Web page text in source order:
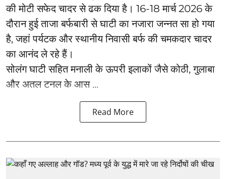
की मोटी सफेद चादर से ढक दिया है। 16-18 मार्च 2026 के
दौरान हुई ताजा बर्फबारी से घाटी का नजारा जन्नत सा हो गया
है, जहां पर्यटक और स्थानीय निवासी बर्फ की चमकदार चादर
का आनंद ले रहे हैं।
सोलंग घाटी सहित मनाली के ऊपरी इलाकों जैसे कोठी, गुलाबा
और अतल टनल के आस ...
Read More